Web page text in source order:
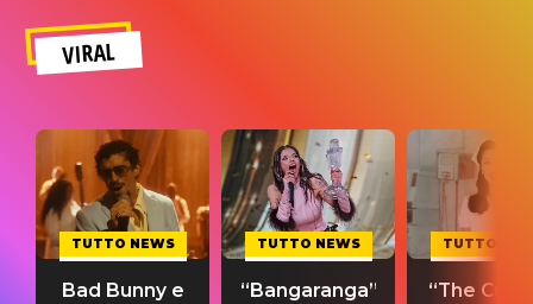
VIRAL
TUTTO NEWS
Bad Bunny e
TUTTO NEWS
“Bangaranga”
TUTTO
“The